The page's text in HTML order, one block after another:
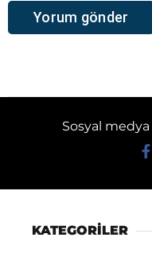
Sosyal medya
KATEGORİLER